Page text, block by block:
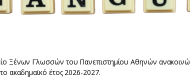
Ξένων Γλωσσών του Πανεπιστημίου Αθηνών
ακαδημαϊκό έτος 2026-2027.